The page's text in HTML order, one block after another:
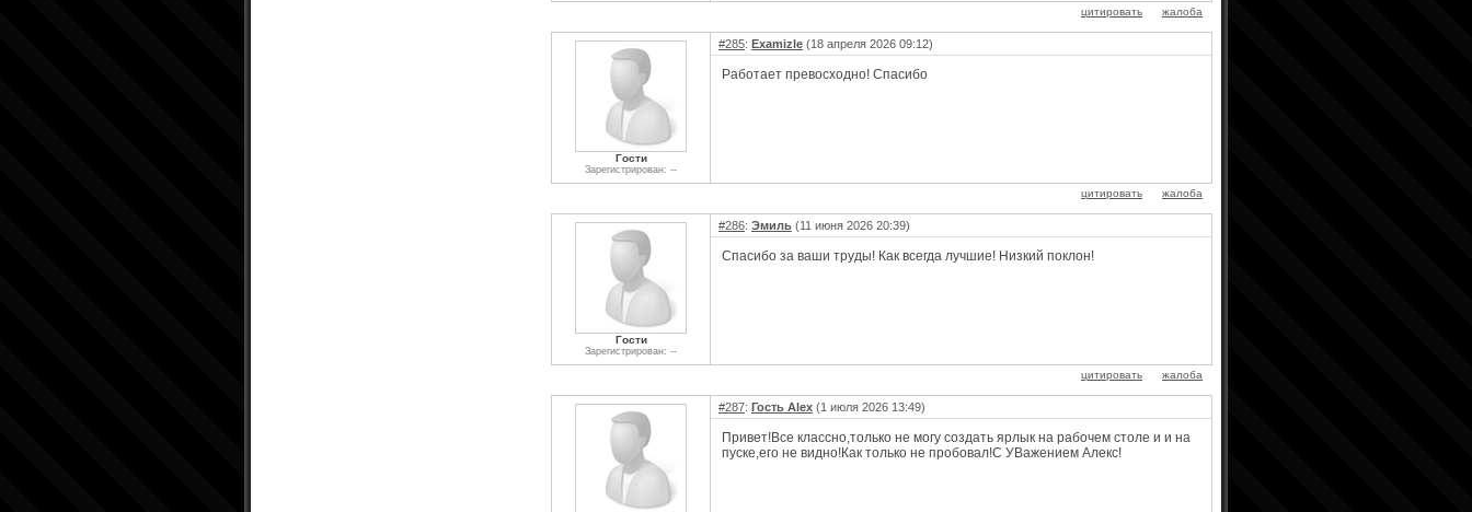
цитировать жалоба
Гости
Зарегистрирован: --
#285: Examizle (18 апреля 2026 09:12)
Работает превосходно! Спасибо
цитировать жалоба
Гости
Зарегистрирован: --
#286: Эмиль (11 июня 2026 20:39)
Спасибо за ваши труды! Как всегда лучшие! Низкий поклон!
цитировать жалоба
#287: Гость Alex (1 июля 2026 13:49)
Привет!Все классно,только не могу создать ярлык на рабочем столе и и на
пуске,его не видно!Как только не пробовал!С УВажением Алекс!